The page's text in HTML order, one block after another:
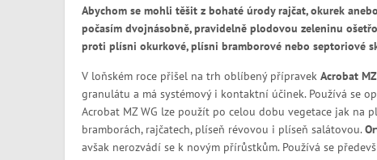
Abychom se mohli těšit z bohaté úrody rajčat, okurek
počasím dvojnásobně, pravidelně plodovou zeleninu
proti plísni okurkové, plísni bramborové nebo septoriové
V loňském roce přišel na trh oblíbený přípravek Acrobat
granulátu a má systémový i kontaktní účinek. Používá se
Acrobat MZ WG lze použít po celou dobu vegetace jak na
bramborách, rajčatech, plíseň révovou i plíseň salátovou.
avšak nerozvádí se k novým přírůstkům. Používá se